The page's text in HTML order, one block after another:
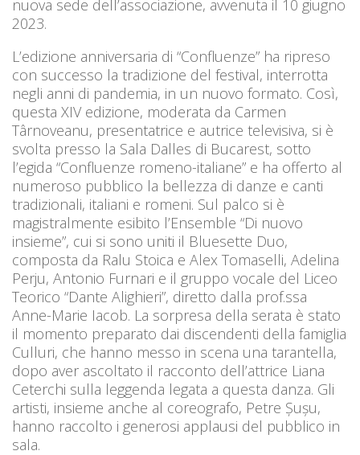
nuova sede dell’associazione, avvenuta il 10 giugno
2023.
L’edizione anniversaria di “Confluenze” ha ripreso
con successo la tradizione del festival, interrotta
negli anni di pandemia, in un nuovo formato. Così,
questa XIV edizione, moderata da Carmen
Târnoveanu, presentatrice e autrice televisiva, si è
svolta presso la Sala Dalles di Bucarest, sotto
l’egida “Confluenze romeno-italiane” e ha offerto al
numeroso pubblico la bellezza di danze e canti
tradizionali, italiani e romeni. Sul palco si è
magistralmente esibito l’Ensemble “Di nuovo
insieme”, cui si sono uniti il Bluesette Duo,
composta da Ralu Stoica e Alex Tomaselli, Adelina
Perju, Antonio Furnari e il gruppo vocale del Liceo
Teorico “Dante Alighieri”, diretto dalla prof.ssa
Anne-Marie Iacob. La sorpresa della serata è stato
il momento preparato dai discendenti della famiglia
Culluri, che hanno messo in scena una tarantella,
dopo aver ascoltato il racconto dell’attrice Liana
Ceterchi sulla leggenda legata a questa danza. Gli
artisti, insieme anche al coreografo, Petre Șușu,
hanno raccolto i generosi applausi del pubblico in
sala.